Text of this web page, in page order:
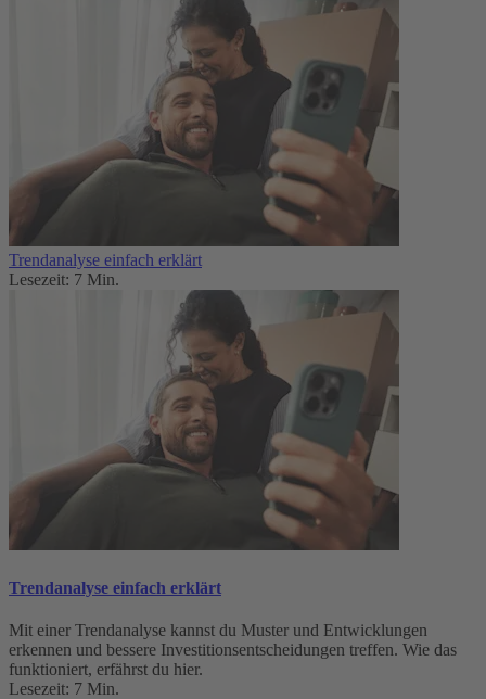
Trendanalyse einfach erklärt
Lesezeit: 7 Min.
Trendanalyse einfach erklärt
Mit einer Trendanalyse kannst du Muster und Entwicklungen
erkennen und bessere Investitionsentscheidungen treffen. Wie das
funktioniert, erfährst du hier.
Lesezeit: 7 Min.